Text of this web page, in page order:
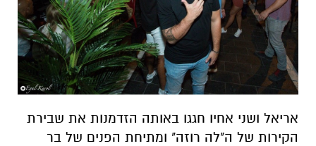
אריאל ושני אחיו חגגו באותה הזדמנות את שבירת
הקירות של ה"לה רוזה" ומתיחת הפנים של בר